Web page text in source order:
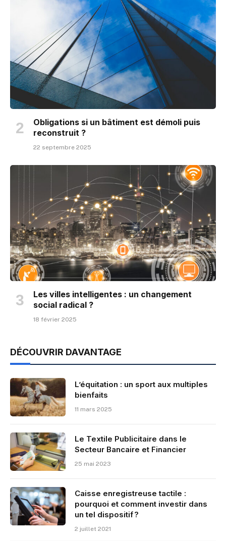
Obligations si un bâtiment est démoli puis
reconstruit ?
22 septembre 2025
Les villes intelligentes : un changement
social radical ?
18 février 2025
DÉCOUVRIR DAVANTAGE
L’équitation : un sport aux multiples
bienfaits
11 mars 2025
Le Textile Publicitaire dans le
Secteur Bancaire et Financier
25 mai 2023
Caisse enregistreuse tactile :
pourquoi et comment investir dans
un tel dispositif ?
2 juillet 2021